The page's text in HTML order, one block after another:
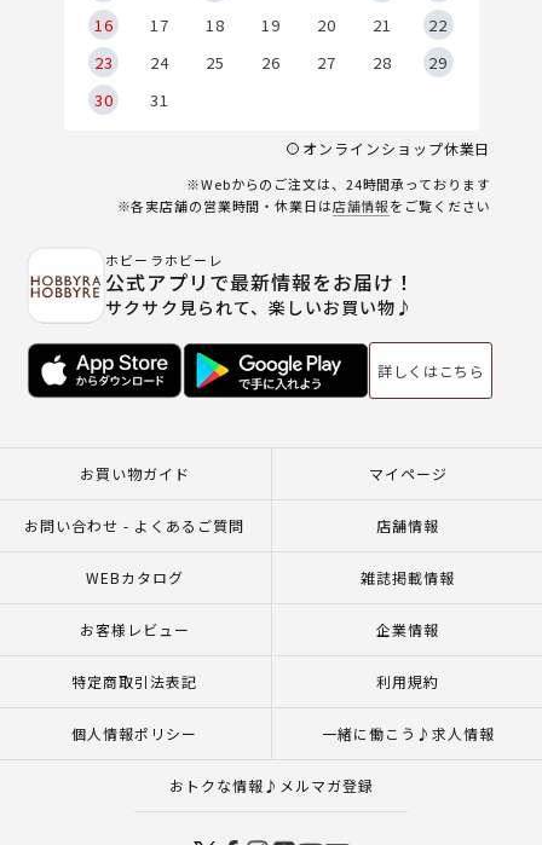
16
17 18 19 20 21
22
23
24 25 26 27 28
29
30
31
オンラインショップ休業日
※Webからのご注文は、24時間承っております
※各実店舗の営業時間・休業日は店舗情報をご覧ください
ホビーラホビーレ
公式アプリで最新情報をお届け！
サクサク見られて、楽しいお買い物♪
詳しくはこちら
お買い物ガイド マイページ
お問い合わせ - よくあるご質問 店舗情報
WEBカタログ 雑誌掲載情報
お客様レビュー 企業情報
特定商取引法表記 利用規約
個人情報ポリシー 一緒に働こう♪求人情報
おトクな情報♪メルマガ登録